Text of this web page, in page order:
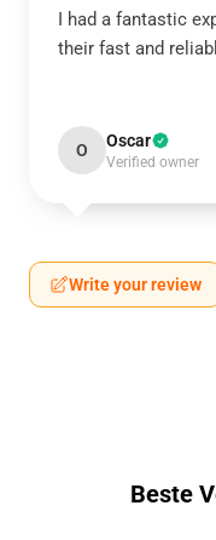
I had a fantastic
their fast and
O Oscar
Verified owner
Write your review
Beste